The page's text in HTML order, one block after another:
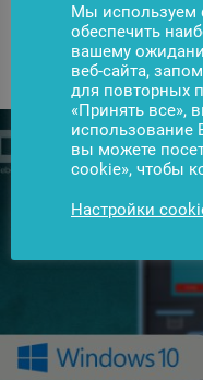
Новости
Мы используем
обеспечить
вашему
веб-сайта,
для повторных
«Принять все»,
использование
вы можете
cookie», чтобы
Настройки